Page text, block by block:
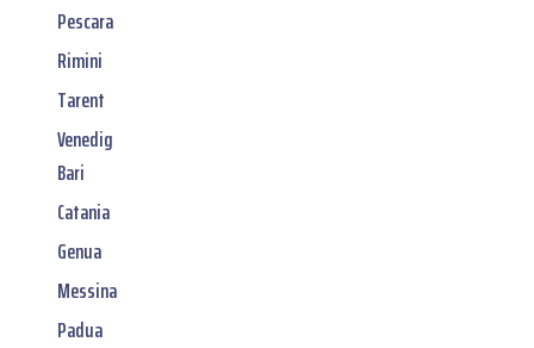
Pescara
Rimini
Tarent
Venedig
Bari
Catania
Genua
Messina
Padua